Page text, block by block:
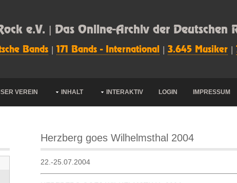
e.V. | Das Online-Archiv der Deutschen
Bands 171 Bands - International 3.645 Musiker
VEREIN INHALT INTERAKTIV LOGIN IMPRESSUM
Herzberg goes Wilhelmsthal 2004
22.-25.07.2004